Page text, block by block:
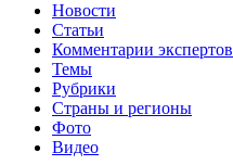
Новости
Статьи
Комментарии экспертов
Темы
Рубрики
Страны и регионы
Фото
Видео